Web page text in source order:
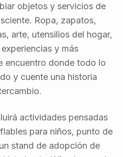
objetos y servicios de
Ropa, zapatos,
arte, utensilios del hogar,
y más
encuentro donde todo lo
y cuente una historia
actividades pensadas
para niños, punto de
stand de adopción de